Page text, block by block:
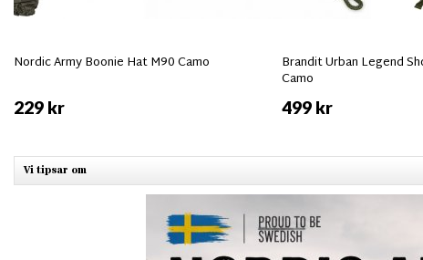
Nordic Army Boonie Hat M90 Camo
229 kr
Brandit Urban Legend
Camo
499 kr
Vi tipsar om